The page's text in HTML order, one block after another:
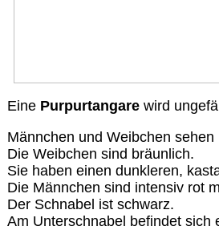
Eine Purpurtangare wird
Männchen und Weibchen
Die Weibchen sind bräunlich.
Sie haben einen dunkleren,
Die Männchen sind intensiv rot
Der Schnabel ist schwarz.
Am Unterschnabel befindet sich